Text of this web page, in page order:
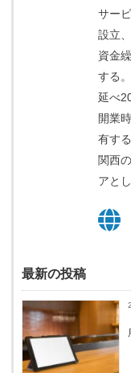
サー
設立
資金
する。
延べ
開業
有す
関西
アと
最新の投稿